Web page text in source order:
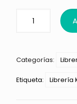
Categorías:
Etiqueta: Librería